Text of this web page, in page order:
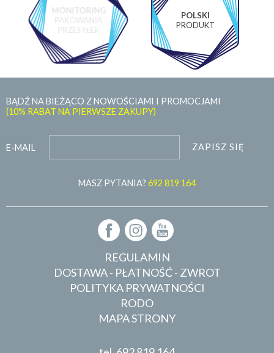
MONITORING
PAKOWANIA
PRZESYŁEK
POLSKI
PRODUKT
BĄDŹ NA BIEŻĄCO Z NOWOŚCIAMI I PROMOCJAMI
(10% RABAT NA PIERWSZE ZAKUPY)
E-MAIL ZAPISZ SIĘ
MASZ PYTANIA? 692 819 164
REGULAMIN
DOSTAWA - PŁATNOŚĆ - ZWROT
POLITYKA PRYWATNOŚCI
RODO
MAPA STRONY